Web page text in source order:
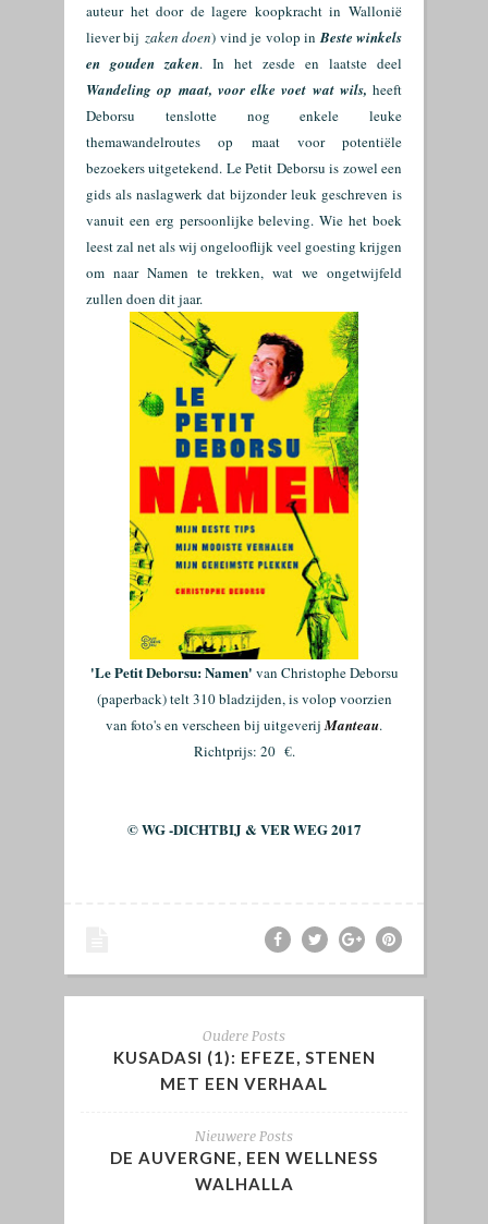
auteur het door de lagere koopkracht in Wallonië
liever bij zaken doen) vind je volop inBeste winkels
en gouden zaken. In het zesde en laatste deel
Wandeling op maat, voor elke voet wat wils, heeft
Deborsu tenslotte nog enkele leuke
themawandelroutes op maat voor potentiële
bezoekers uitgetekend. Le Petit Deborsu is zowel een
gids als naslagwerk dat bijzonder leuk geschreven is
vanuit een erg persoonlijke beleving. Wie het boek
leest zal net als wij ongelooflijk veel goesting krijgen
om naar Namen te trekken, wat we ongetwijfeld
zullen doen dit jaar.
'Le Petit Deborsu: Namen' van Christophe Deborsu
(paperback) telt 310 bladzijden, is volop voorzien
van foto's en verscheen bij uitgeverijManteau.
Richtprijs: 20 €.
© WG -DICHTBIJ & VER WEG 2017
Oudere Posts
KUSADASI (1): EFEZE, STENEN
MET EEN VERHAAL
Nieuwere Posts
DE AUVERGNE, EEN WELLNESS
WALHALLA